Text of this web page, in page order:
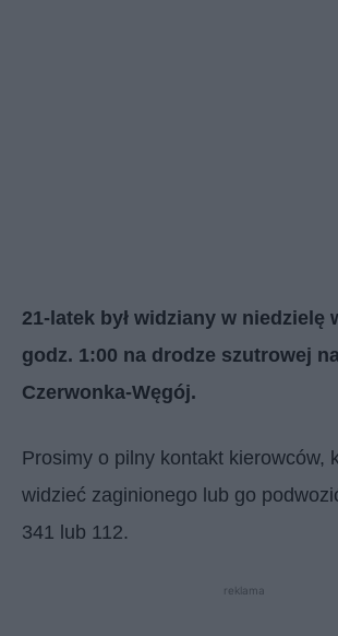
21-latek był widziany w niedzielę
godz. 1:00 na drodze szutrowej
Czerwonka-Węgój.
Prosimy o pilny kontakt kierowców,
widzieć zaginionego lub go
341 lub 112.
reklama